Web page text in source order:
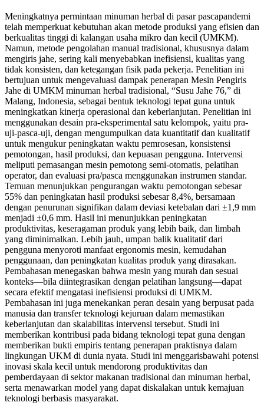
Meningkatnya permintaan minuman herbal di pasar pascapandemi
telah memperkuat kebutuhan akan metode produksi yang efisien dan
berkualitas tinggi di kalangan usaha mikro dan kecil (UMKM).
Namun, metode pengolahan manual tradisional, khususnya dalam
mengiris jahe, sering kali menyebabkan inefisiensi, kualitas yang
tidak konsisten, dan ketegangan fisik pada pekerja. Penelitian ini
bertujuan untuk mengevaluasi dampak penerapan Mesin Pengiris
Jahe di UMKM minuman herbal tradisional, “Susu Jahe 76,” di
Malang, Indonesia, sebagai bentuk teknologi tepat guna untuk
meningkatkan kinerja operasional dan keberlanjutan. Penelitian ini
menggunakan desain pra-eksperimental satu kelompok, yaitu pra-
uji-pasca-uji, dengan mengumpulkan data kuantitatif dan kualitatif
untuk mengukur peningkatan waktu pemrosesan, konsistensi
pemotongan, hasil produksi, dan kepuasan pengguna. Intervensi
meliputi pemasangan mesin pemotong semi-otomatis, pelatihan
operator, dan evaluasi pra/pasca menggunakan instrumen standar.
Temuan menunjukkan pengurangan waktu pemotongan sebesar
55% dan peningkatan hasil produksi sebesar 8,4%, bersamaan
dengan penurunan signifikan dalam deviasi ketebalan dari ±1,9 mm
menjadi ±0,6 mm. Hasil ini menunjukkan peningkatan
produktivitas, keseragaman produk yang lebih baik, dan limbah
yang diminimalkan. Lebih jauh, umpan balik kualitatif dari
pengguna menyoroti manfaat ergonomis mesin, kemudahan
penggunaan, dan peningkatan kualitas produk yang dirasakan.
Pembahasan menegaskan bahwa mesin yang murah dan sesuai
konteks—bila diintegrasikan dengan pelatihan langsung—dapat
secara efektif mengatasi inefisiensi produksi di UMKM.
Pembahasan ini juga menekankan peran desain yang berpusat pada
manusia dan transfer teknologi kejuruan dalam memastikan
keberlanjutan dan skalabilitas intervensi tersebut. Studi ini
memberikan kontribusi pada bidang teknologi tepat guna dengan
memberikan bukti empiris tentang penerapan praktisnya dalam
lingkungan UKM di dunia nyata. Studi ini menggarisbawahi potensi
inovasi skala kecil untuk mendorong produktivitas dan
pemberdayaan di sektor makanan tradisional dan minuman herbal,
serta menawarkan model yang dapat diskalakan untuk kemajuan
teknologi berbasis masyarakat.